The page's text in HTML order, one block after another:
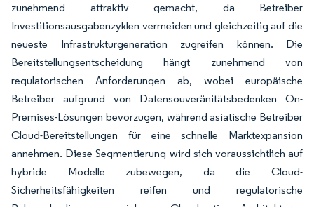
zunehmend attraktiv gemacht, da Betreiber
Investitionsausgabenzyklen vermeiden und gleichzeitig auf die
neueste Infrastrukturgeneration zugreifen können. Die
Bereitstellungsentscheidung hängt zunehmend von
regulatorischen Anforderungen ab, wobei europäische
Betreiber aufgrund von Datensouveränitätsbedenken On-
Premises-Lösungen bevorzugen, während asiatische Betreiber
Cloud-Bereitstellungen für eine schnelle Marktexpansion
annehmen. Diese Segmentierung wird sich voraussichtlich auf
hybride Modelle zubewegen, da die Cloud-
Sicherheitsfähigkeiten reifen und regulatorische